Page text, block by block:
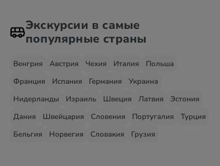
Экскурсии в самые
популярные страны
Венгрия Австрия Чехия Италия
Польша
Франция
Испания Германия
Украина
Нидерланды
Израиль Швеция Латвия
Эстония
Дания
Швейцария Словения Португалия
Турция
Бельгия
Норвегия Словакия Грузия